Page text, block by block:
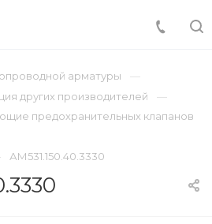
арматуры
других производителей
предохранительных клапанов
АМ531.150.40.3330